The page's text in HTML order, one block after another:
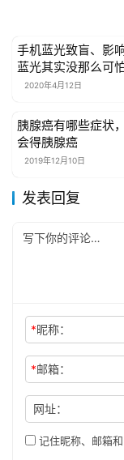
健康资讯
手机蓝光致盲、影
蓝光其实没那么可
2020年4月12日
健康资讯
胰腺癌有哪些症状
会得胰腺癌
2019年12月10日
发表回复
*昵称：
*邮箱：
网址：
记住昵称、邮箱